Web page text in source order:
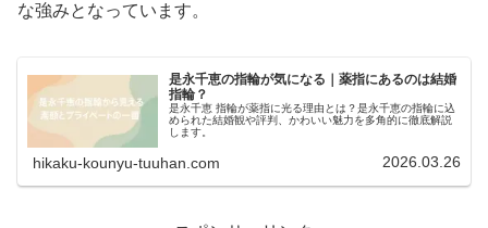
な強みとなっています。
是永千恵の指輪が気になる｜薬指にあるのは結婚
指輪？
是永千恵 指輪が薬指に光る理由とは？是永千恵の指輪に込
められた結婚観や評判、かわいい魅力を多角的に徹底解説
します。
hikaku-kounyu-tuuhan.com 2026.03.26